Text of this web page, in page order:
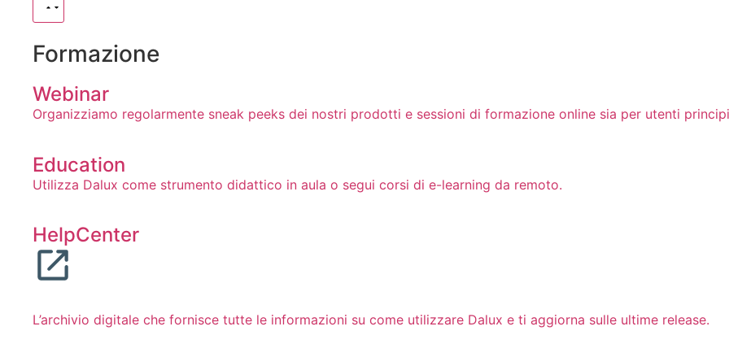
Formazione
Webinar
Organizziamo regolarmente sneak peeks dei nostri prodotti e sessioni di formazione online sia per utenti
Education
Utilizza Dalux come strumento didattico in aula o segui corsi di e-learning da remoto.
HelpCenter
L’archivio digitale che fornisce tutte le informazioni su come utilizzare Dalux e ti aggiorna sulle ultime release.